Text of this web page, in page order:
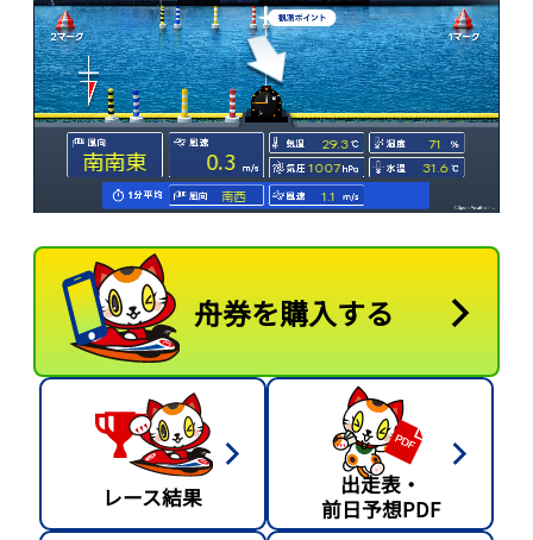
舟券を購入する
レース結果
出走表・
前日予想PDF